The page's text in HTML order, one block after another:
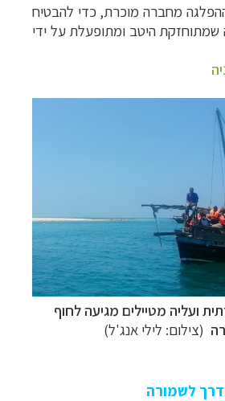
מחברה מוכרת, כדי להבטיח
היטב ומתופעלת על ידי
ועליה מטיילים מגיעה לחוף
(צילום: לילי אנג'ל)
לשמורה